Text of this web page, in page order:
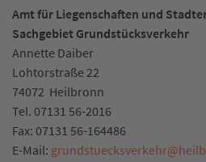
Amt für Liegenschaften und
Sachgebiet Grundstücksverkehr
Annette Daiber
Lohtorstraße 22
74072 Heilbronn
Tel. 07131 56-2016
Fax: 07131 56-164486
E-Mail: grundstuecksverkehr@